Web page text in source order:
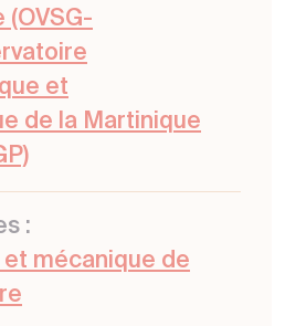
(OVSG-
et
de la Martinique
:
et mécanique de